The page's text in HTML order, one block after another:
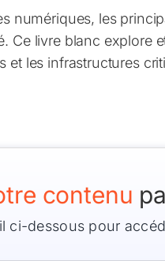
numériques, les
Ce livre blanc
les infrastructures
contenu
ci-dessous pour